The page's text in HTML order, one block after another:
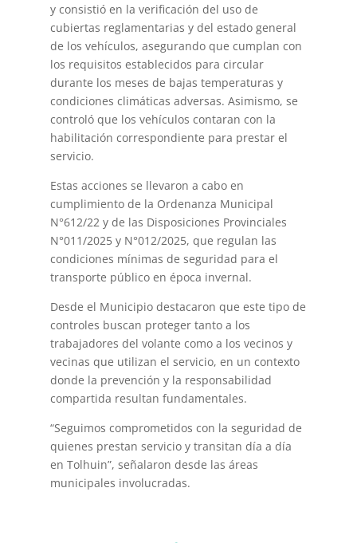
y consistió en la verificación del uso de
cubiertas reglamentarias y del estado general
de los vehículos, asegurando que cumplan con
los requisitos establecidos para circular
durante los meses de bajas temperaturas y
condiciones climáticas adversas. Asimismo, se
controló que los vehículos contaran con la
habilitación correspondiente para prestar el
servicio.
Estas acciones se llevaron a cabo en
cumplimiento de la Ordenanza Municipal
N°612/22 y de las Disposiciones Provinciales
N°011/2025 y N°012/2025, que regulan las
condiciones mínimas de seguridad para el
transporte público en época invernal.
Desde el Municipio destacaron que este tipo de
controles buscan proteger tanto a los
trabajadores del volante como a los vecinos y
vecinas que utilizan el servicio, en un contexto
donde la prevención y la responsabilidad
compartida resultan fundamentales.
“Seguimos comprometidos con la seguridad de
quienes prestan servicio y transitan día a día
en Tolhuin”, señalaron desde las áreas
municipales involucradas.